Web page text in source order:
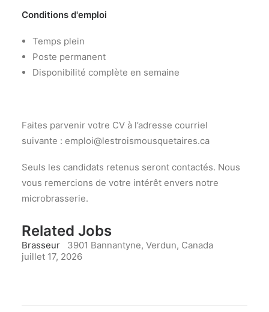
Conditions d'emploi
Temps plein
Poste permanent
Disponibilité complète en semaine
Faites parvenir votre CV à l’adresse courriel
suivante : emploi@lestroismousquetaires.ca
Seuls les candidats retenus seront contactés. Nous
vous remercions de votre intérêt envers notre
microbrasserie.
Related Jobs
Brasseur
3901 Bannantyne, Verdun, Canada
juillet 17, 2026